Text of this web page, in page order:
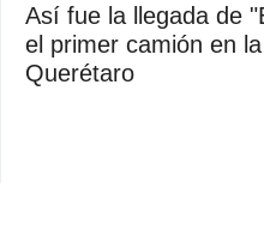
Así fue la llegada de
el primer camión en
Querétaro